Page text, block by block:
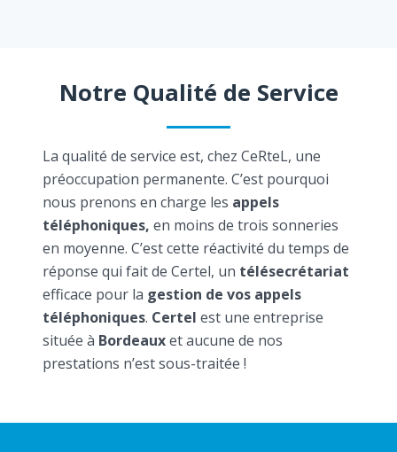
Notre Qualité de Service
La qualité de service est, chez CeRteL, une
préoccupation permanente. C’est pourquoi
nous prenons en charge les appels
téléphoniques, en moins de trois sonneries
en moyenne. C’est cette réactivité du temps de
réponse qui fait de Certel, un télésecrétariat
efficace pour la gestion de vos appels
téléphoniques. Certel est une entreprise
située à Bordeauxet aucune de nos
prestations n’est sous-traitée !